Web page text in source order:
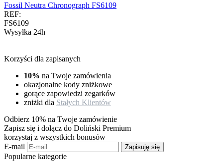
Fossil Neutra Chronograph FS6109
REF:
FS6109
Wysyłka 24h
Korzyści dla zapisanych
10% na Twoje zamówienia
okazjonalne kody zniżkowe
gorące zapowiedzi zegarków
zniżki dla Stałych Klientów
Odbierz 10% na Twoje zamówienie
Zapisz się i dołącz do Doliński Premium
korzystaj z wszystkich bonusów
E-mail
Zapisuję się
Popularne kategorie